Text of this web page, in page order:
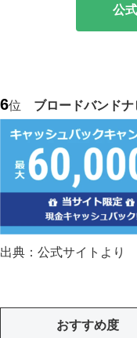
公
6位 ブロードバンドナ
出典：公式サイトより
おすすめ度